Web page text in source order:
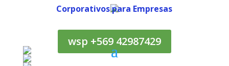
Corporativos para Empresas
wsp +569 42987429